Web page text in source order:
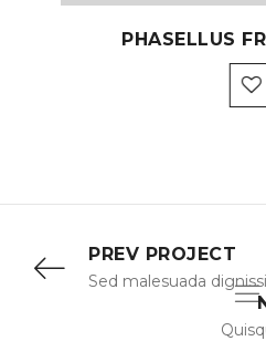
PHASELLUS
PREV PROJECT
Sed malesuada